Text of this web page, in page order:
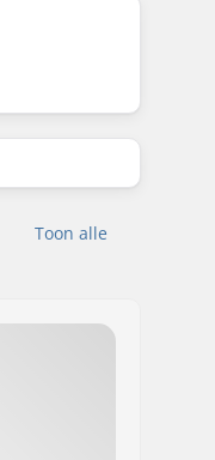
Toon alle